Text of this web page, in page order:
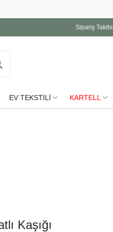
Sipariş Takibi
EV TEKSTİLİ KARTELL
Kaşığı